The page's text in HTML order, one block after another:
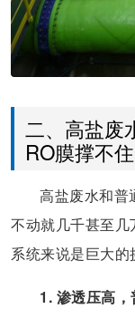
二、高盐废
RO膜撑不住
高盐废水和普
不动就几千甚至
系统来说是巨大的
1. 渗透压高